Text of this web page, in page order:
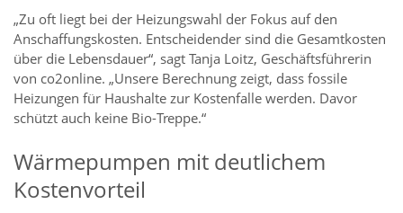
„Zu oft liegt bei der Heizungswahl der Fokus auf den
Anschaffungskosten. Entscheidender sind die Gesamtkosten
über die Lebensdauer“, sagt Tanja Loitz, Geschäftsführerin
von co2online. „Unsere Berechnung zeigt, dass fossile
Heizungen für Haushalte zur Kostenfalle werden. Davor
schützt auch keine Bio-Treppe.“
Wärmepumpen mit deutlichem
Kostenvorteil